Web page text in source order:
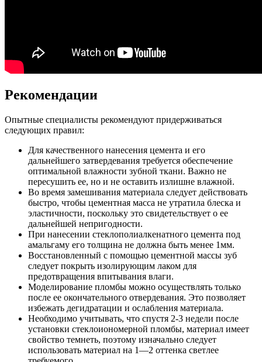
Рекомендации
Опытные специалисты рекомендуют придерживаться
следующих правил:
Для качественного нанесения цемента и его
дальнейшего затвердевания требуется обеспечение
оптимальной влажности зубной ткани. Важно не
пересушить ее, но и не оставить излишне влажной.
Во время замешивания материала следует действовать
быстро, чтобы цементная масса не утратила блеска и
эластичности, поскольку это свидетельствует о ее
дальнейшей непригодности.
При нанесении стеклополиалкенатного цемента под
амальгаму его толщина не должна быть менее 1мм.
Восстановленный с помощью цементной массы зуб
следует покрыть изолирующим лаком для
предотвращения впитывания влаги.
Моделирование пломбы можно осуществлять только
после ее окончательного отвердевания. Это позволяет
избежать дегидратации и ослабления материала.
Необходимо учитывать, что спустя 2-3 недели после
установки стеклоиономерной пломбы, материал имеет
свойство темнеть, поэтому изначально следует
использовать материал на 1—2 оттенка светлее